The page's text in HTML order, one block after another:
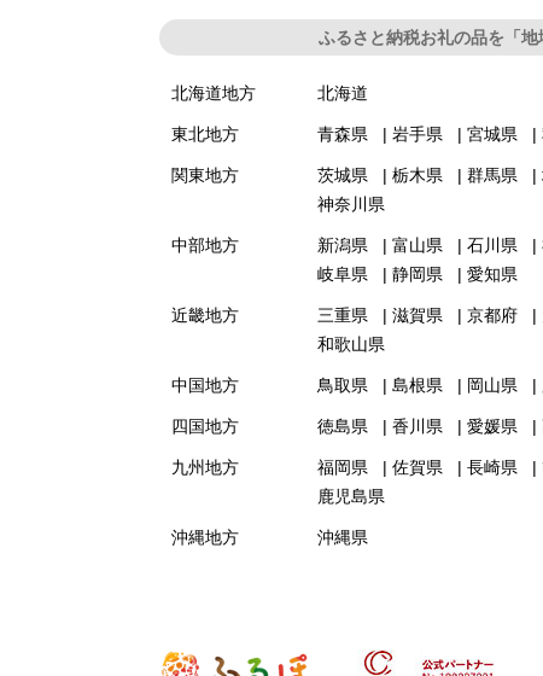
ふるさと納税お礼の品を「
北海道地方 北海道
東北地方 青森県 岩手県 宮城県
関東地方 茨城県 栃木県 群馬県
神奈川県
中部地方 新潟県 富山県 石川県
岐阜県
静岡県 愛知県
近畿地方 三重県 滋賀県 京都府
和歌山県
中国地方 鳥取県 島根県 岡山県
四国地方 徳島県 香川県 愛媛県
九州地方 福岡県 佐賀県 長崎県
鹿児島県
沖縄地方 沖縄県